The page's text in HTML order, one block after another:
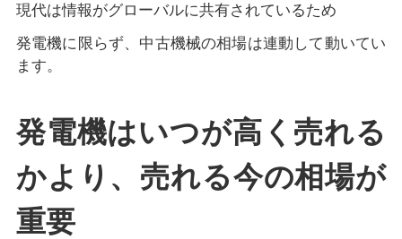
現代は情報がグローバルに共有されているため
発電機に限らず、中古機械の相場は連動して動いてい
ます。
発電機はいつが高く売れる
かより、売れる今の相場が
重要